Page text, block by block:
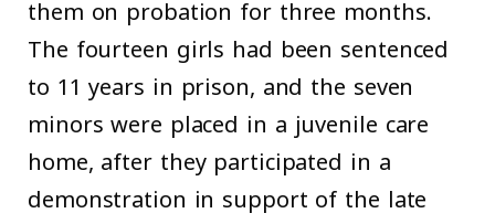
them on probation for three months.
The fourteen girls had been sentenced
to 11 years in prison, and the seven
minors were placed in a juvenile care
home, after they participated in a
demonstration in support of the late